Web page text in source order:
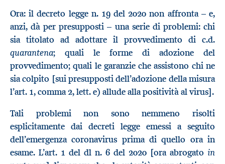
Ora: il decreto legge n. 19 del 2020 non affronta – e,
anzi, dà per presupposti – una serie di problemi: chi
sia titolato ad adottare il provvedimento di c.d.
quarantena; quali le forme di adozione del
provvedimento; quali le garanzie che assistono chi ne
sia colpito [sui presupposti dell’adozione della misura
l’art. 1, comma 2, lett. e) allude alla positività al virus].
Tali problemi non sono nemmeno risolti
esplicitamente dai decreti legge emessi a seguito
dell’emergenza coronavirus prima di quello ora in
esame. L’art. 1 del dl n. 6 del 2020 [ora abrogato in